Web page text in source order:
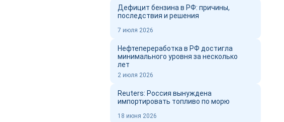
Дефицит бензина в РФ: причины,
последствия и решения
7 июля 2026
Нефтепереработка в РФ достигла
минимального уровня за несколько
лет
2 июля 2026
Reuters: Россия вынуждена
импортировать топливо по морю
18 июня 2026